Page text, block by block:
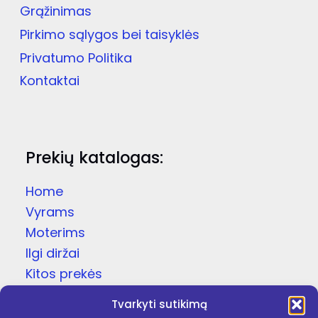
Tvarkyti sutikimą
Grąžinimas
Pirkimo sąlygos bei taisyklės
Privatumo Politika
Kontaktai
Prekių katalogas:
Home
Vyrams
Moterims
Ilgi diržai
Kitos prekės
Dovanų dėžutės